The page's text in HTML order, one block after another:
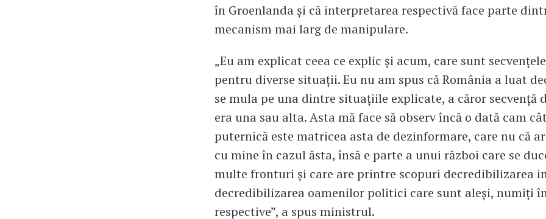
în Groenlanda și că interpretarea respectivă face parte
mecanism mai larg de manipulare.
„Eu am explicat ceea ce explic și acum, care sunt
pentru diverse situații. Eu nu am spus că România a luat
se mula pe una dintre situațiile explicate, a căror secvență
era una sau alta. Asta mă face să observ încă o dată cam
puternică este matricea asta de dezinformare, care nu că
cu mine în cazul ăsta, însă e parte a unui război care se
multe fronturi și care are printre scopuri decredibilizarea
decredibilizarea oamenilor politici care sunt aleși, numiți
respective”, a spus ministrul.